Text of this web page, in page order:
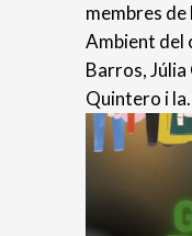
membres
Ambient del
Barros, Júlia
Quintero i